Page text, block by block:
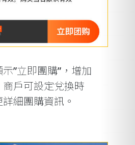
”立即團購”，增加
戶可設定兌換時
細團購資訊。